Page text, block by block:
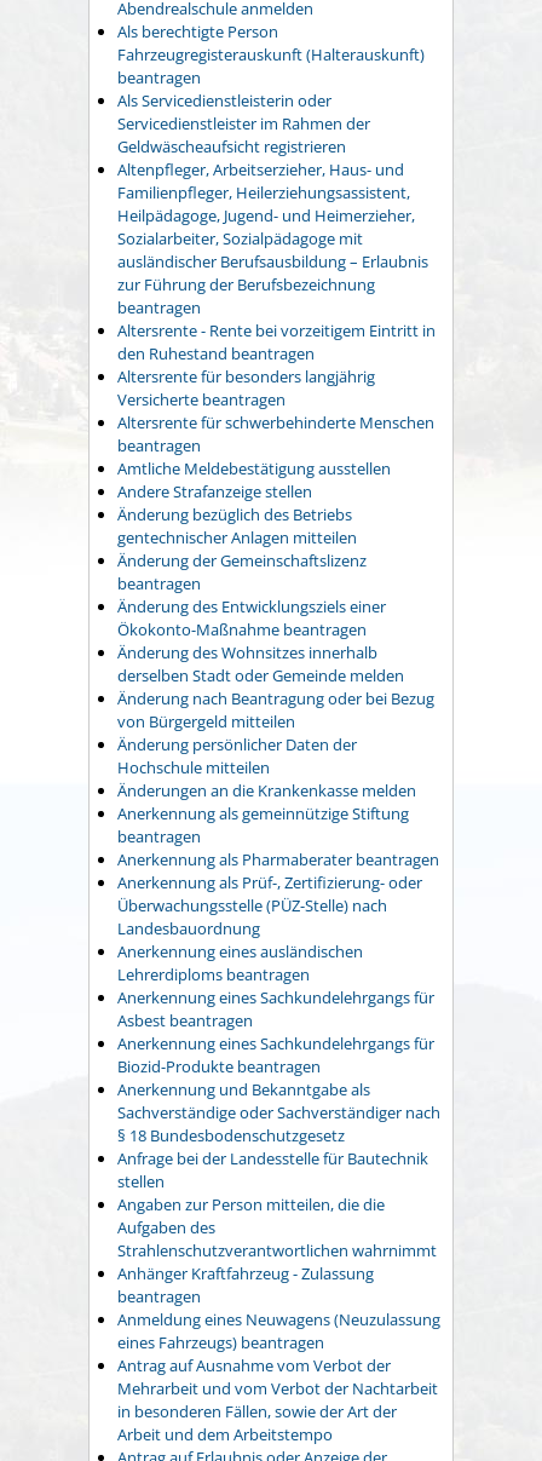
Abendrealschule anmelden
Als berechtigte Person
Fahrzeugregisterauskunft (Halterauskunft)
beantragen
Als Servicedienstleisterin oder
Servicedienstleister im Rahmen der
Geldwäscheaufsicht registrieren
Altenpfleger, Arbeitserzieher, Haus- und
Familienpfleger, Heilerziehungsassistent,
Heilpädagoge, Jugend- und Heimerzieher,
Sozialarbeiter, Sozialpädagoge mit
ausländischer Berufsausbildung – Erlaubnis
zur Führung der Berufsbezeichnung
beantragen
Altersrente - Rente bei vorzeitigem Eintritt in
den Ruhestand beantragen
Altersrente für besonders langjährig
Versicherte beantragen
Altersrente für schwerbehinderte Menschen
beantragen
Amtliche Meldebestätigung ausstellen
Andere Strafanzeige stellen
Änderung bezüglich des Betriebs
gentechnischer Anlagen mitteilen
Änderung der Gemeinschaftslizenz
beantragen
Änderung des Entwicklungsziels einer
Ökokonto-Maßnahme beantragen
Änderung des Wohnsitzes innerhalb
derselben Stadt oder Gemeinde melden
Änderung nach Beantragung oder bei Bezug
von Bürgergeld mitteilen
Änderung persönlicher Daten der
Hochschule mitteilen
Änderungen an die Krankenkasse melden
Anerkennung als gemeinnützige Stiftung
beantragen
Anerkennung als Pharmaberater beantragen
Anerkennung als Prüf-, Zertifizierung- oder
Überwachungsstelle (PÜZ-Stelle) nach
Landesbauordnung
Anerkennung eines ausländischen
Lehrerdiploms beantragen
Anerkennung eines Sachkundelehrgangs für
Asbest beantragen
Anerkennung eines Sachkundelehrgangs für
Biozid-Produkte beantragen
Anerkennung und Bekanntgabe als
Sachverständige oder Sachverständiger nach
§ 18 Bundesbodenschutzgesetz
Anfrage bei der Landesstelle für Bautechnik
stellen
Angaben zur Person mitteilen, die die
Aufgaben des
Strahlenschutzverantwortlichen wahrnimmt
Anhänger Kraftfahrzeug - Zulassung
beantragen
Anmeldung eines Neuwagens (Neuzulassung
eines Fahrzeugs) beantragen
Antrag auf Ausnahme vom Verbot der
Mehrarbeit und vom Verbot der Nachtarbeit
in besonderen Fällen, sowie der Art der
Arbeit und dem Arbeitstempo